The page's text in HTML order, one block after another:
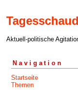
Aktuell-politische
Navigation
Startseite
Themen